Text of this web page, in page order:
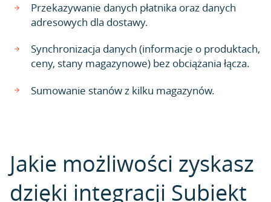
Przekazywanie danych płatnika oraz danych
adresowych dla dostawy.
Synchronizacja danych (informacje o produktach,
ceny, stany magazynowe) bez obciążania łącza.
Sumowanie stanów z kilku magazynów.
Jakie możliwości zyskasz
dzięki integracji Subiekt